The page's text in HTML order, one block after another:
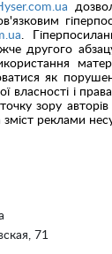
71
.
другого
як
власності і
зору авторів
зміст реклами